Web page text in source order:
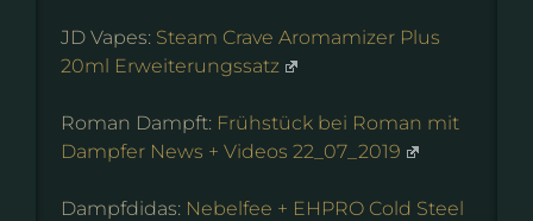
JD Vapes: Steam Crave Aromamizer Plus
20ml Erweiterungssatz
Roman Dampft: Frühstück bei Roman mit
Dampfer News + Videos 22_07_2019
Dampfdidas: Nebelfee + EHPRO Cold Steel